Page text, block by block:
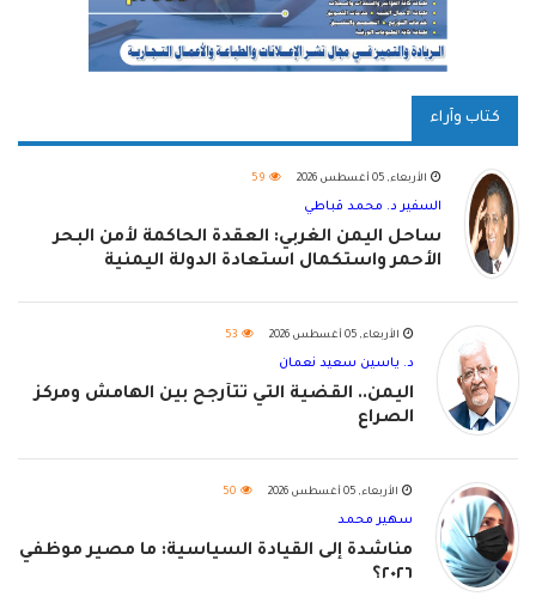
كتاب وآراء
الأربعاء, 05 أغسطس 2026 59
السفير د. محمد قباطي
ساحل اليمن الغربي: العقدة الحاكمة لأمن البحر
الأحمر واستكمال استعادة الدولة اليمنية
الأربعاء, 05 أغسطس 2026 53
د. ياسين سعيد نعمان
اليمن.. القضية التي تتأرجح بين الهامش ومركز
الصراع
الأربعاء, 05 أغسطس 2026 50
سهير محمد
مناشدة إلى القيادة السياسية: ما مصير موظفي
٢٠٢٦؟